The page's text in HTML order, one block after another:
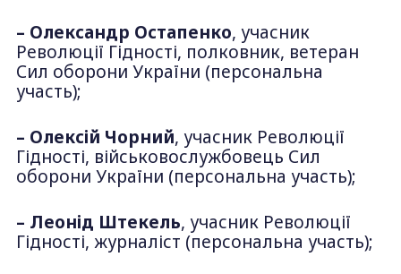
– Олександр Остапенко, учасник
Революції Гідності, полковник, ветеран
Сил оборони України (персональна
участь);
– Олексій Чорний, учасник Революції
Гідності, військовослужбовець Сил
оборони України (персональна участь);
– Леонід Штекель, учасник Революції
Гідності, журналіст (персональна участь);